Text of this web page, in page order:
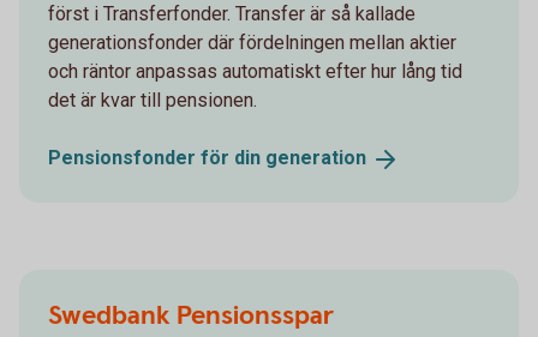
först i Transferfonder. Transfer är så kallade
generationsfonder där fördelningen mellan aktier
och räntor anpassas automatiskt efter hur lång tid
det är kvar till pensionen.
Pensionsfonder för din generation
Swedbank Pensionsspar